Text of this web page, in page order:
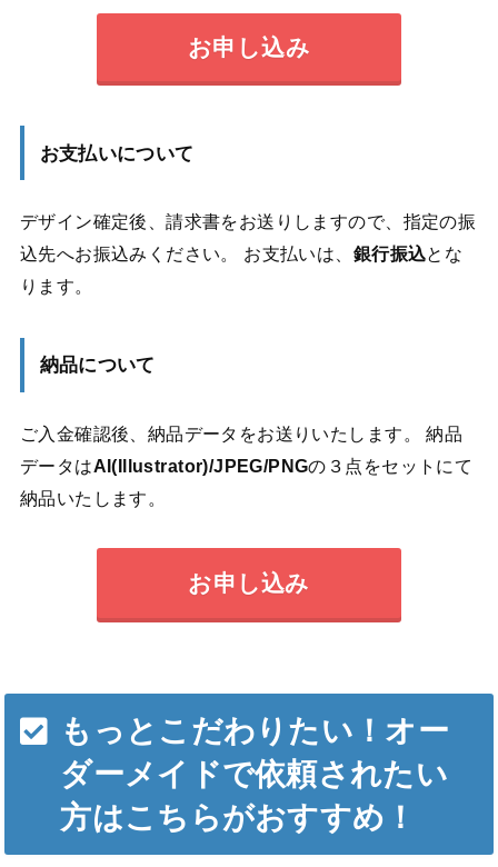
お申し込み
お支払いについて
デザイン確定後、請求書をお送りしますので、指定の振
込先へお振込みください。 お支払いは、 銀行振込とな
ります。
納品について
ご入金確認後、納品データをお送りいたします。 納品
データはAI(Illustrator)/JPEG/PNGの３点をセットにて
納品いたします。
お申し込み
もっとこだわりたい！オー
ダーメイドで依頼されたい
方はこちらがおすすめ！